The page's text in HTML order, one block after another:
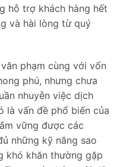
hỗ trợ khách hàng hết
và hài lòng từ quý
phạm cùng với vốn
phú, nhưng chưa
nhuyễn việc dịch
là vấn đề phổ biến của
vững được các
những kỹ năng sao
khó khăn thường gặp